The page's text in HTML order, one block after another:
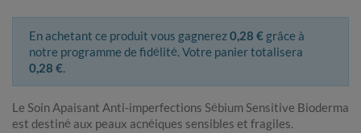
En achetant ce produit vous gagnerez0,28 € grâce à
notre programme de fidélité. Votre panier totalisera
0,28 €.
Le Soin Apaisant Anti-imperfections Sébium Sensitive Bioderma
est destiné aux peaux acnéiques sensibles et fragiles.